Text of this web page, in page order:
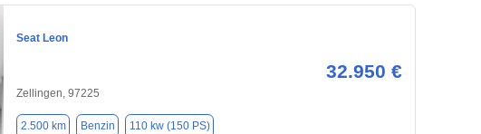
Seat Leon
32.950 €
Zellingen, 97225
2.500 km Benzin 110 kw (150 PS)